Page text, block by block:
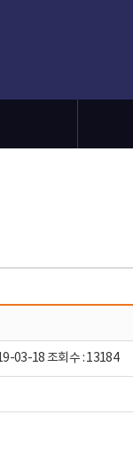
03-18 조회수 : 13184